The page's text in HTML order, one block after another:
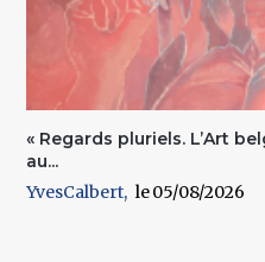
« Regards pluriels. L’Art
au...
YvesCalbert
05/08/2026